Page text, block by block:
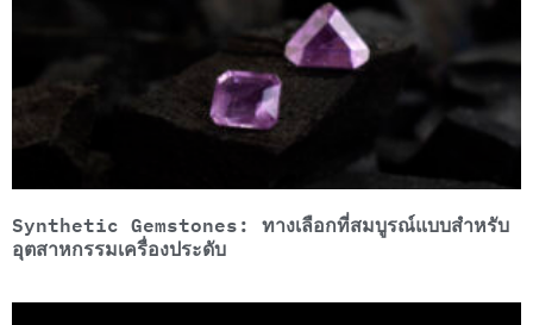
Synthetic Gemstones: ทางเลือกที่สมบูรณ์แบบสำหรับ
อุตสาหกรรมเครื่องประดับ